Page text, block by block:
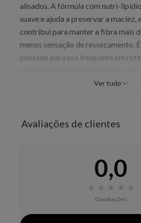
alisados. A fórmula com nutri-
suave e ajuda a preservar a maciez,
contribui para manter a fibra mais
menos sensação de ressecamento.
pensado para uso frequente em
uma limpeza eficaz. O resultado
a lavagem.
reduzir o ressecamento
Modo de uso
Ver tudo
Avaliações de clientes
0,0
0 avaliações